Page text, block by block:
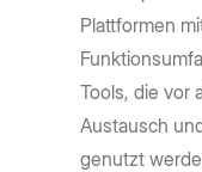
Plattformen
Tools, die vor
Austausch
genutzt